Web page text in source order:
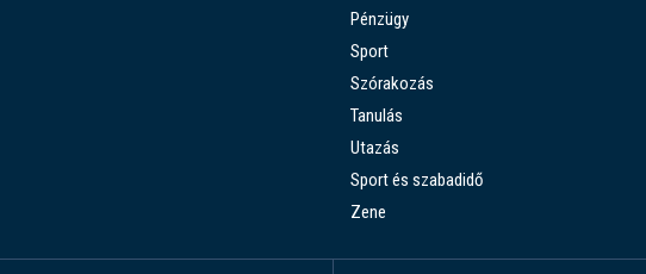
Pénzügy
Sport
Szórakozás
Tanulás
Utazás
Sport és szabadidő
Zene